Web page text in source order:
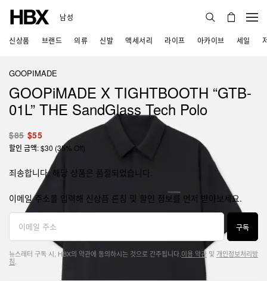
남성
신상품 브랜드 의류 신발 액세서리 라이프 아카이브 세일
GOOPIMADE
GOOPiMADE X TIGHTBOOTH “GTB-
01L” THE SandGlass Tech Polo
$85 $55
할인 금액: $30 (35% Off)
죄송합니다, 해당 상품은 품절되었습니다.
이메일 주소를 입력해 신상품 론칭 및 할인 정보를 먼저 받아보세요.
구독
뉴스레터 구독 시, HBX의 약관에 동의하시는 것으로 간주됩니다. 이용 약관 및 개인정보처리방
침